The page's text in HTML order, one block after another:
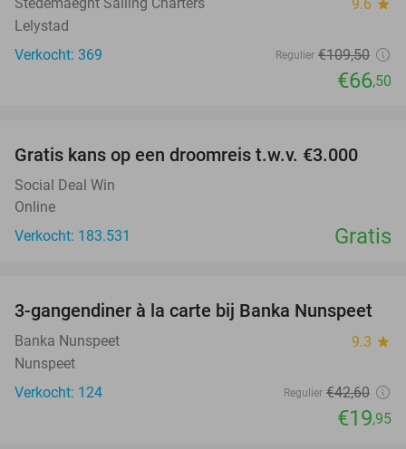
9.6 star
Lelystad
Verkocht: 369
Regulier €109,50
€66,50
Gratis kans op een droomreis t.w.v. €3.000
Social Deal Win
Online
Verkocht: 183.531
Gratis
53%
3-gangendiner à la carte bij Banka Nunspeet
Banka Nunspeet 9.3 star
Nunspeet
Verkocht: 124
Regulier €42,60
€19,95